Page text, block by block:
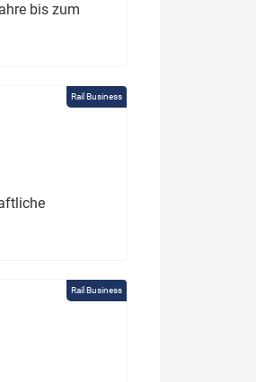
bis zum
Rail Business
Rail Business